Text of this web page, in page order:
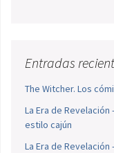
Entradas
The Witcher. Los
La Era de
estilo cajún
La Era de